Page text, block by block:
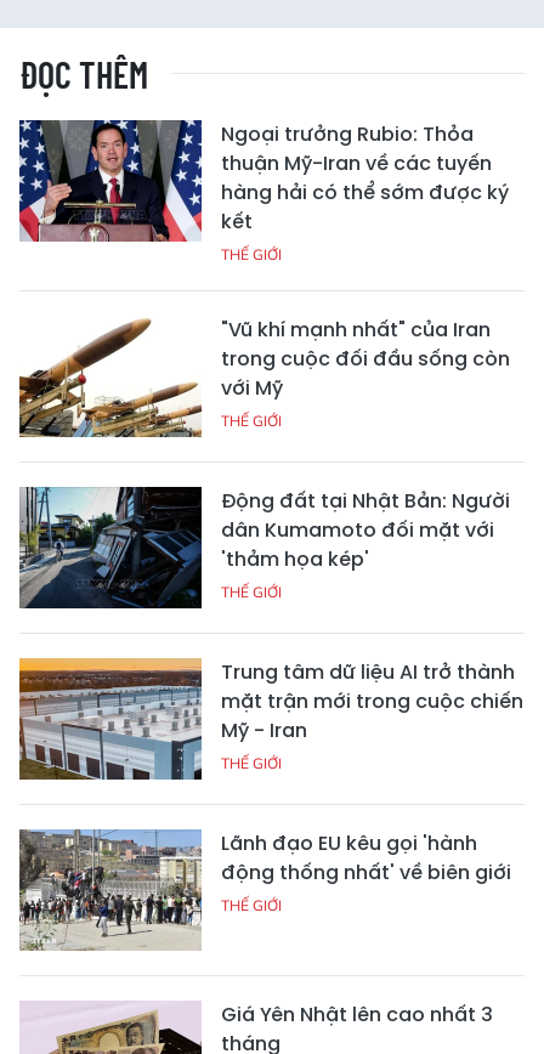
ĐỌC THÊM
Ngoại trưởng Rubio: Thỏa
thuận Mỹ-Iran về các tuyến
hàng hải có thể sớm được ký
kết
THẾ GIỚI
"Vũ khí mạnh nhất" của Iran
trong cuộc đối đầu sống còn
với Mỹ
THẾ GIỚI
Động đất tại Nhật Bản: Người
dân Kumamoto đối mặt với
'thảm họa kép'
THẾ GIỚI
Trung tâm dữ liệu AI trở thành
mặt trận mới trong cuộc chiến
Mỹ - Iran
THẾ GIỚI
Lãnh đạo EU kêu gọi 'hành
động thống nhất' về biên giới
THẾ GIỚI
Giá Yên Nhật lên cao nhất 3
tháng